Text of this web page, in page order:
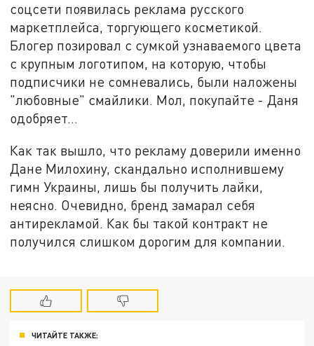
соцсети появилась реклама русского
маркетплейса, торгующего косметикой.
Блогер позировал с сумкой узнаваемого цвета
с крупным логотипом, на которую, чтобы
подписчики не сомневались, были наложены
"любовные" смайлики. Мол, покупайте - Даня
одобряет…
Как так вышло, что рекламу доверили именно
Дане Милохину, скандально исполнившему
гимн Украины, лишь бы получить лайки,
неясно. Очевидно, бренд замарал себя
антирекламой. Как бы такой контракт не
получился слишком дорогим для компании.
ЧИТАЙТЕ ТАКЖЕ: